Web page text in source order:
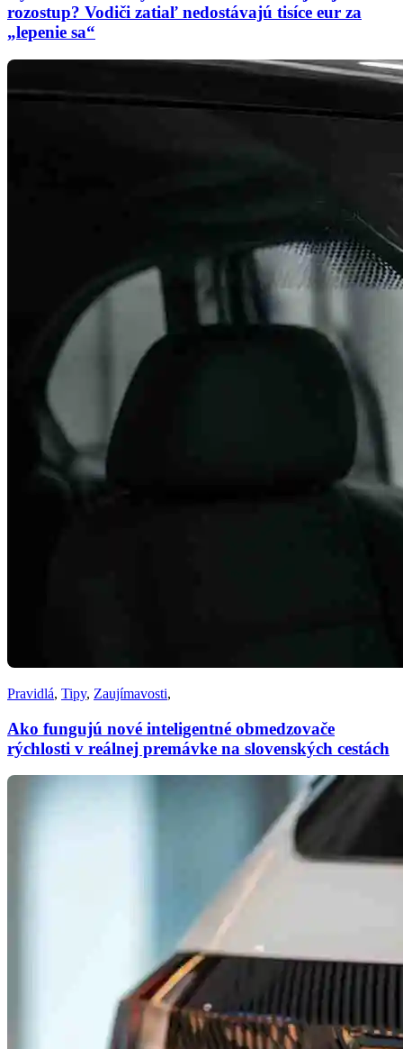
rozostup? Vodiči zatiaľ nedostávajú tisíce eur za
„lepenie sa“
Pravidlá, Tipy, Zaujímavosti,
Ako fungujú nové inteligentné obmedzovače
rýchlosti v reálnej premávke na slovenských cestách